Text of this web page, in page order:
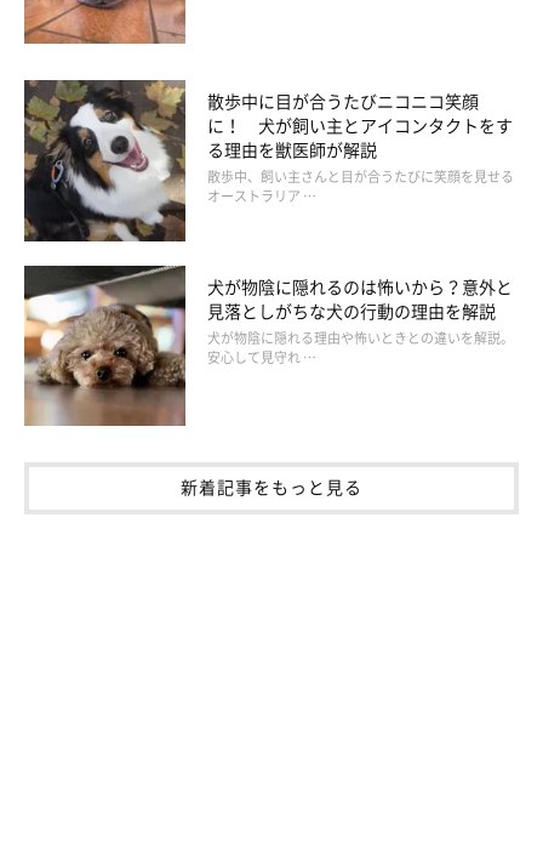
（獣医学） 枝村一弥先生
学』
写真／尾﨑たまき
イラスト／鈴木衣津子
文／いぬのきもち編集室
散歩中に目が合うたびニコニコ笑顔
に！ 犬が飼い主とアイコンタクトをす
る理由を獣医師が解説
散歩中、飼い主さんと目が合うたびに笑顔を見せる
オーストラリア …
犬が物陰に隠れるのは怖いから？意外と
見落としがちな犬の行動の理由を解説
犬が物陰に隠れる理由や怖いときとの違いを解説。
安心して見守れ …
新着記事をもっと見る